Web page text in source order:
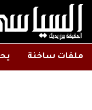
ملفات ساخنة